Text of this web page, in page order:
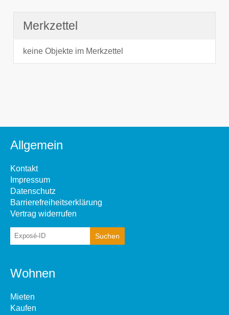
Merkzettel
keine Objekte im Merkzettel
Allgemein
Kontakt
Impressum
Datenschutz
Barrierefreiheitserklärung
Vertrag widerrufen
Wohnen
Mieten
Kaufen